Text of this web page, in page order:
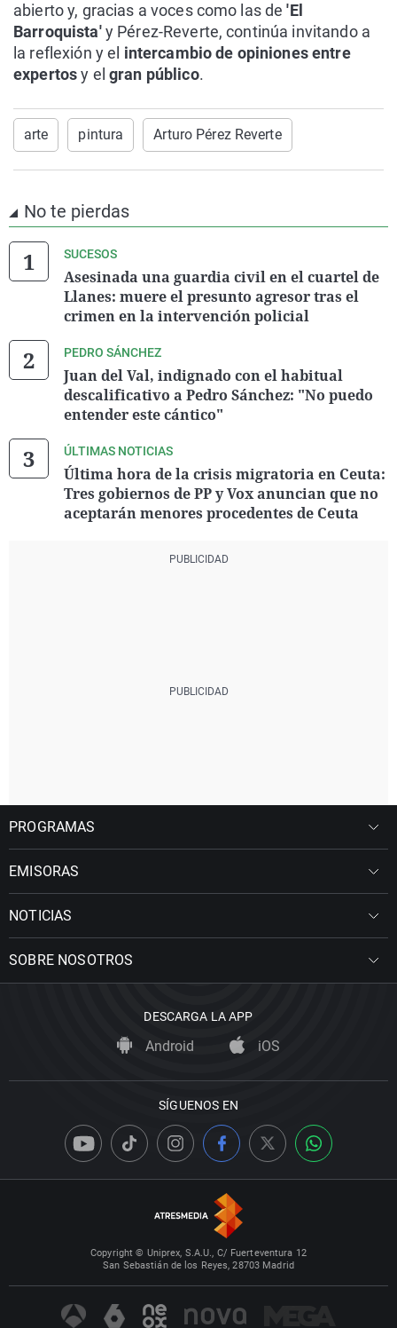
abierto y, gracias a voces como las de 'El
Barroquista'y Pérez-Reverte, continúa invitando a
la reflexión y el intercambio de opiniones entre
expertosy el gran público.
arte pintura Arturo Pérez Reverte
No te pierdas
SUCESOS
Asesinada una guardia civil en el cuartel de
Llanes: muere el presunto agresor tras el
crimen en la intervención policial
PEDRO SÁNCHEZ
Juan del Val, indignado con el habitual
descalificativo a Pedro Sánchez: "No puedo
entender este cántico"
ÚLTIMAS NOTICIAS
Última hora de la crisis migratoria en Ceuta:
Tres gobiernos de PP y Vox anuncian que no
aceptarán menores procedentes de Ceuta
PROGRAMAS
EMISORAS
NOTICIAS
SOBRE NOSOTROS
DESCARGA LA APP
Android iOS
SÍGUENOS EN
Copyright © Uniprex, S.A.U., C/ Fuerteventura 12
San Sebastián de los Reyes, 28703 Madrid